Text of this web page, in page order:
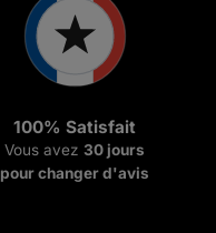
100% Satisfait
Vous avez 30 jours
pour changer d'avis